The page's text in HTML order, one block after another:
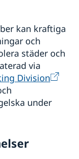
kan kraftiga
och
städer och
via
Division
under